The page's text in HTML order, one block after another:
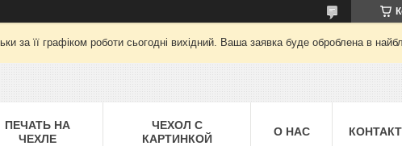
за її графіком роботи сьогодні вихідний. Ваша заявка буде оброблена в
ПЕЧАТЬ НА
ЧЕХЛЕ
ЧЕХОЛ С
КАРТИНКОЙ
О НАС